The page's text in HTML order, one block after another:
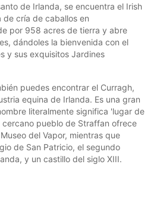
de Irlanda, se encuentra el Irish
de cría de caballos en
por 958 acres de tierra y abre
dándoles la bienvenida con el
y sus exquisitos Jardines
puedes encontrar el Curragh,
equina de Irlanda. Es una gran
literalmente significa 'lugar de
cercano pueblo de Straffan ofrece
del Vapor, mientras que
de San Patricio, el segundo
y un castillo del siglo XIII.